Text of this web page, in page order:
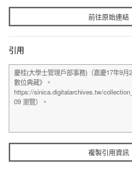
前往原始連結
引用
複製引用資訊